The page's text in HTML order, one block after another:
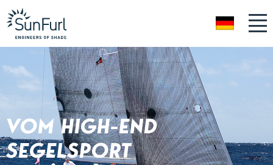
DE
VOM HIGH-END
SEGELSPORT